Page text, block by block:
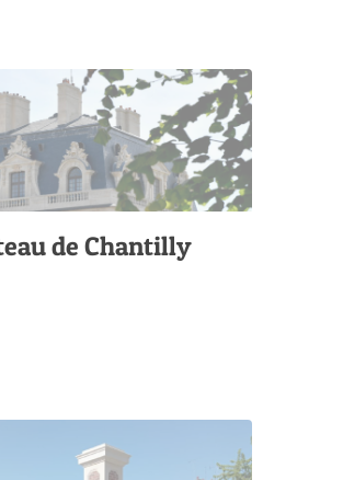
de Chantilly